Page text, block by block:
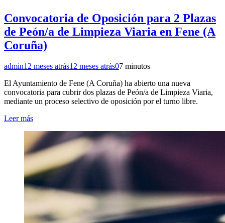
Convocatoria de Oposición para 2 Plazas
de Peón/a de Limpieza Viaria en Fene (A
Coruña)
admin12 meses atrás12 meses atrás07 minutos
El Ayuntamiento de Fene (A Coruña) ha abierto una nueva
convocatoria para cubrir dos plazas de Peón/a de Limpieza Viaria,
mediante un proceso selectivo de oposición por el turno libre.
Leer más